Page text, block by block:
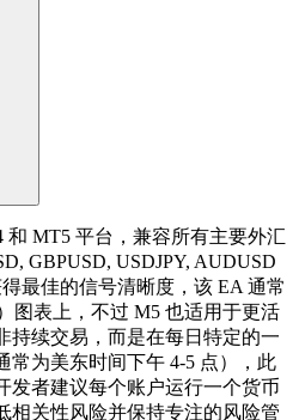
和 MT5 平台，兼容所有主要外汇
GBPUSD, USDJPY, AUDUSD
最佳的信号清晰度，该 EA 通常
图表上，不过 M5 也适用于更活
持续交易，而是在每日特定的一
常为美东时间下午 4-5 点），此
发者建议每个账户运行一个货币
相关性风险并保持专注的风险管